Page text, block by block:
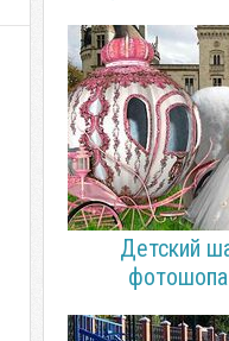
Детский